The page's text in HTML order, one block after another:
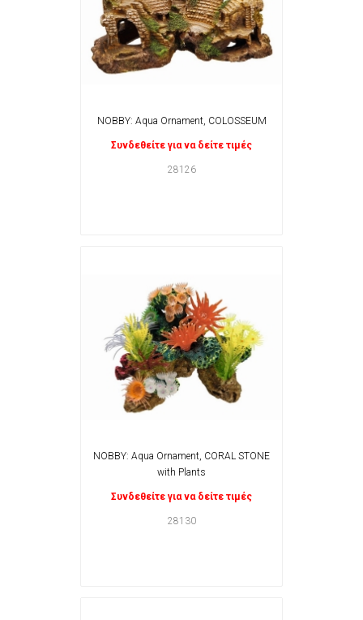
NOBBY: Aqua Ornament, COLOSSEUM
Συνδεθείτε για να δείτε τιμές
28126
NOBBY: Aqua Ornament, CORAL STONE
with Plants
Συνδεθείτε για να δείτε τιμές
28130